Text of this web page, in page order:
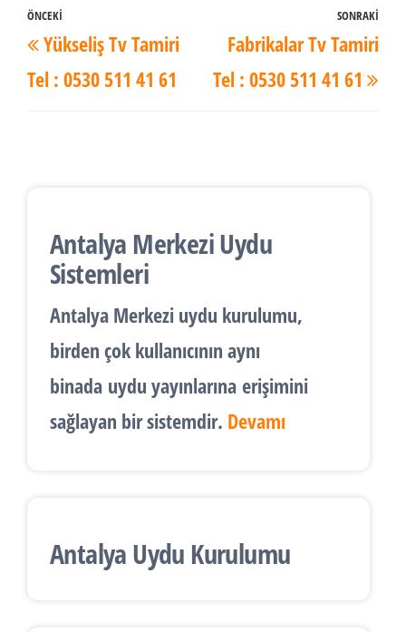
Yazı
dolaşımı
Önceki
Yazı
ÖNCEKI
Yükseliş Tv Tamiri
Tel : 0530 511 41 61
Yazı
SONRAKI
Fabrikalar Tv Tamiri
Tel : 0530 511 41 61
Antalya Merkezi Uydu
Sistemleri
Antalya Merkezi uydu kurulumu,
birden çok kullanıcının aynı
binada uydu yayınlarına erişimini
sağlayan bir sistemdir. Devamı
Antalya Uydu Kurulumu